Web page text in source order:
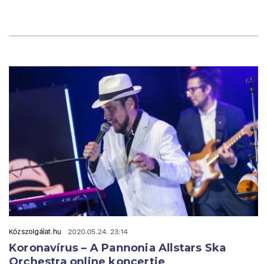
Közszolgálat.hu 2020.05.24. 23:14
Koronavírus – A Pannonia Allstars Ska